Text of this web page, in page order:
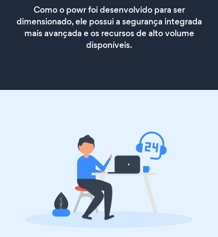
Como o powr foi desenvolvido para ser
dimensionado, ele possui a segurança integrada
mais avançada e os recursos de alto volume
disponíveis.